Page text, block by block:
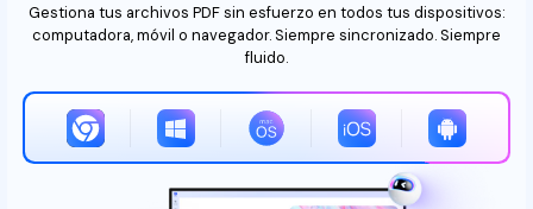
Gestiona tus archivos PDF sin esfuerzo en todos tus dispositivos:
computadora, móvil o navegador. Siempre sincronizado. Siempre
fluido.